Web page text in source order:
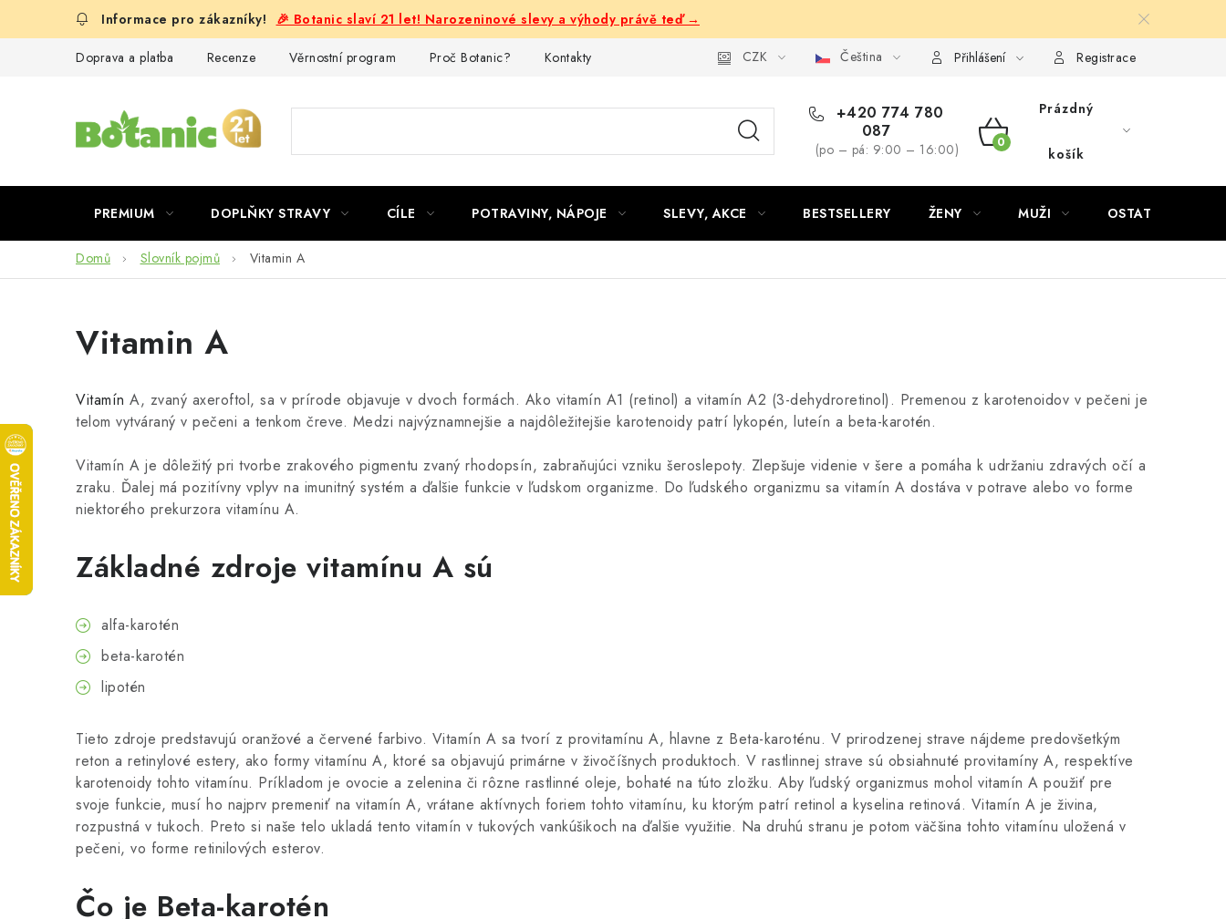
🎉 Botanic slaví 21 let! Narozeninové slevy a výhody právě teď →
Doprava a platba Recenze Věrnostní program Proč Botanic? Kontakty CZK Čeština Přihlášení Registrace
+420 774 780
087
(po – pá: 9:00 – 16:00)
NÁKUPNÍ
Prázdný
košík
PREMIUM DOPLŇKY STRAVY CÍLE POTRAVINY, NÁPOJE SLEVY, AKCE BESTSELLERY ŽENY MUŽI OSTATNÍ
Domů Slovník pojmů Vitamin A
Vitamin A
Vitamín A, zvaný axeroftol, sa v prírode objavuje v dvoch formách. Ako vitamín A1 (retinol) a vitamín A2 (3-dehydroretinol). Premenou z karotenoidov v pečeni je
telom vytváraný v pečeni a tenkom čreve. Medzi najvýznamnejšie a najdôležitejšie karotenoidy patrí lykopén, luteín a beta-karotén.
Vitamín A je dôležitý pri tvorbe zrakového pigmentu zvaný rhodopsín, zabraňujúci vzniku šeroslepoty. Zlepšuje videnie v šere a pomáha k udržaniu zdravých očí a
zraku. Ďalej má pozitívny vplyv na imunitný systém a ďalšie funkcie v ľudskom organizme. Do ľudského organizmu sa vitamín A dostáva v potrave alebo vo forme
niektorého prekurzora vitamínu A.
Základné zdroje vitamínu A sú
alfa-karotén
beta-karotén
lipotén
Tieto zdroje predstavujú oranžové a červené farbivo. Vitamín A sa tvorí z provitamínu A, hlavne z Beta-karoténu. V prirodzenej strave nájdeme predovšetkým
reton a retinylové estery, ako formy vitamínu A, ktoré sa objavujú primárne v živočíšnych produktoch. V rastlinnej strave sú obsiahnuté provitamíny A, respektíve
karotenoidy tohto vitamínu. Príkladom je ovocie a zelenina či rôzne rastlinné oleje, bohaté na túto zložku. Aby ľudský organizmus mohol vitamín A použiť pre
svoje funkcie, musí ho najprv premeniť na vitamín A, vrátane aktívnych foriem tohto vitamínu, ku ktorým patrí retinol a kyselina retinová. Vitamín A je živina,
rozpustná v tukoch. Preto si naše telo ukladá tento vitamín v tukových vankúšikoch na ďalšie využitie. Na druhú stranu je potom väčšina tohto vitamínu uložená v
pečeni, vo forme retinilových esterov.
Čo je Beta-karotén